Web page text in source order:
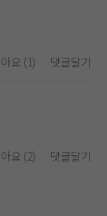
요 (1) 댓글달기
요 (2) 댓글달기